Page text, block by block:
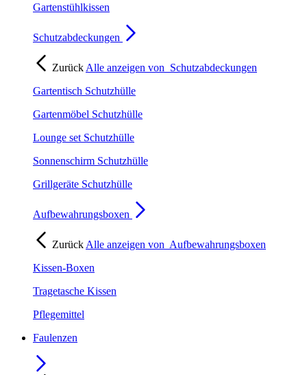
Gartenstühlkissen
Schutzabdeckungen
Zurück Alle anzeigen von Schutzabdeckungen
Gartentisch Schutzhülle
Gartenmöbel Schutzhülle
Lounge set Schutzhülle
Sonnenschirm Schutzhülle
Grillgeräte Schutzhülle
Aufbewahrungsboxen
Zurück Alle anzeigen von Aufbewahrungsboxen
Kissen-Boxen
Tragetasche Kissen
Pflegemittel
Faulenzen